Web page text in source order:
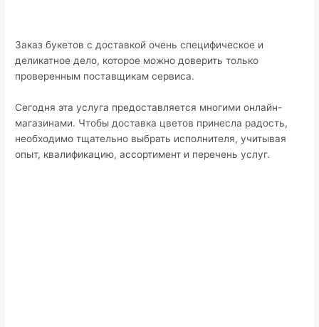
Заказ букетов с доставкой очень специфическое и
деликатное дело, которое можно доверить только
проверенным поставщикам сервиса.
Сегодня эта услуга предоставляется многими онлайн-
магазинами. Чтобы доставка цветов принесла радость,
необходимо тщательно выбрать исполнителя, учитывая
опыт, квалификацию, ассортимент и перечень услуг.